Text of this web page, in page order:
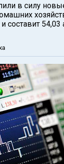
в силу
составит 54,03